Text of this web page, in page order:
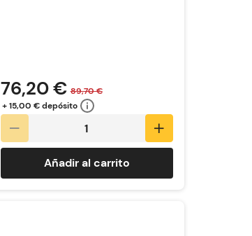
76,20 € 89,70 €
+ 15,00 € depósito
Añadir al carrito